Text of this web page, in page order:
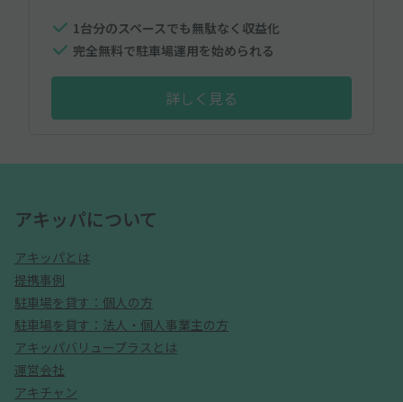
1台分のスペースでも無駄なく収益化
完全無料で駐車場運用を始められる
詳しく見る
アキッパについて
アキッパとは
提携事例
駐車場を貸す：個人の方
駐車場を貸す：法人・個人事業主の方
アキッパバリュープラスとは
運営会社
アキチャン